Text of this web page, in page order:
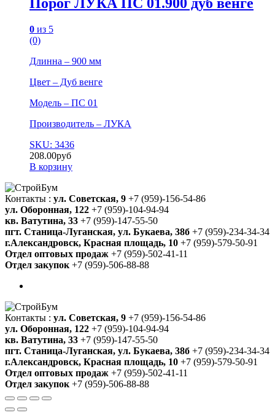
0 из 5
(0)
Длинна – 900 мм
Цвет – Дуб венге
Модель – ПС 01
Производитель – ЛУКА
SKU: 3436
208.00руб
В корзину
Контакты : ул. Советская, 9 +7 (959)-156-54-86
ул. Оборонная, 122 +7 (959)-104-94-94
кв. Ватутина, 33 +7 (959)-147-55-50
пгт. Станица-Луганская, ул. Букаева, 38б +7 (959)-234-34-34
г.Александровск, Красная площадь, 10 +7 (959)-579-50-91
Отдел оптовых продаж +7 (959)-502-41-11
Отдел закупок +7 (959)-506-88-88
Контакты : ул. Советская, 9 +7 (959)-156-54-86
ул. Оборонная, 122 +7 (959)-104-94-94
кв. Ватутина, 33 +7 (959)-147-55-50
пгт. Станица-Луганская, ул. Букаева, 38б +7 (959)-234-34-34
г.Александровск, Красная площадь, 10 +7 (959)-579-50-91
Отдел оптовых продаж +7 (959)-502-41-11
Отдел закупок +7 (959)-506-88-88